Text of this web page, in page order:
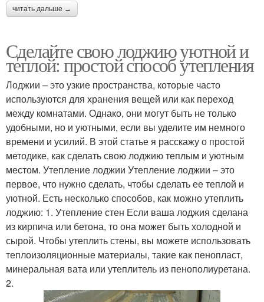
читать дальше →
Сделайте свою лоджию уютной и
теплой: простой способ утепления
Лоджии – это узкие пространства, которые часто
используются для хранения вещей или как переход
между комнатами. Однако, они могут быть не только
удобными, но и уютными, если вы уделите им немного
времени и усилий. В этой статье я расскажу о простой
методике, как сделать свою лоджию теплым и уютным
местом. Утепление лоджии Утепление лоджии – это
первое, что нужно сделать, чтобы сделать ее теплой и
уютной. Есть несколько способов, как можно утеплить
лоджию: 1. Утепление стен Если ваша лоджия сделана
из кирпича или бетона, то она может быть холодной и
сырой. Чтобы утеплить стены, вы можете использовать
теплоизоляционные материалы, такие как пенопласт,
минеральная вата или утеплитель из пенополиуретана.
2.